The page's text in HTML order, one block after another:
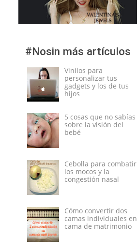
#Nosin más artículos
Vinilos para
personalizar tus
gadgets y los de tus
hijos
5 cosas que no sabías
sobre la visión del
bebé
Cebolla para combatir
los mocos y la
congestión nasal
Cómo convertir dos
camas individuales en
cama de matrimonio